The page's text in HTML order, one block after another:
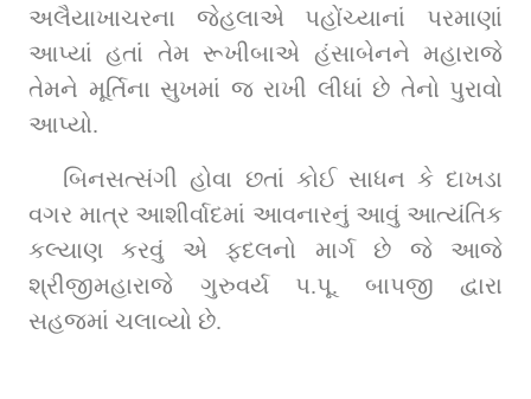
અલૈયાખાચરના જેહલાએ પહોંચ્યાનાં પરમાણાં
આપ્યાં હતાં તેમ રૂખીબાએ હંસાબેનને મહારાજે
તેમને મૂર્તિના સુખમાં જ રાખી લીધાં છે તેનો પુરાવો
આપ્યો.
બિનસત્સંગી હોવા છતાં કોઈ સાધન કે દાખડા
વગર માત્ર આશીર્વાદમાં આવનારનું આવું આત્યંતિક
કલ્યાણ કરવું એ ફદલનો માર્ગ છે જે આજે
શ્રીજીમહારાજે ગુરુવર્ય પ.પૂ. બાપજી દ્વારા
સહજમાં ચલાવ્યો છે.